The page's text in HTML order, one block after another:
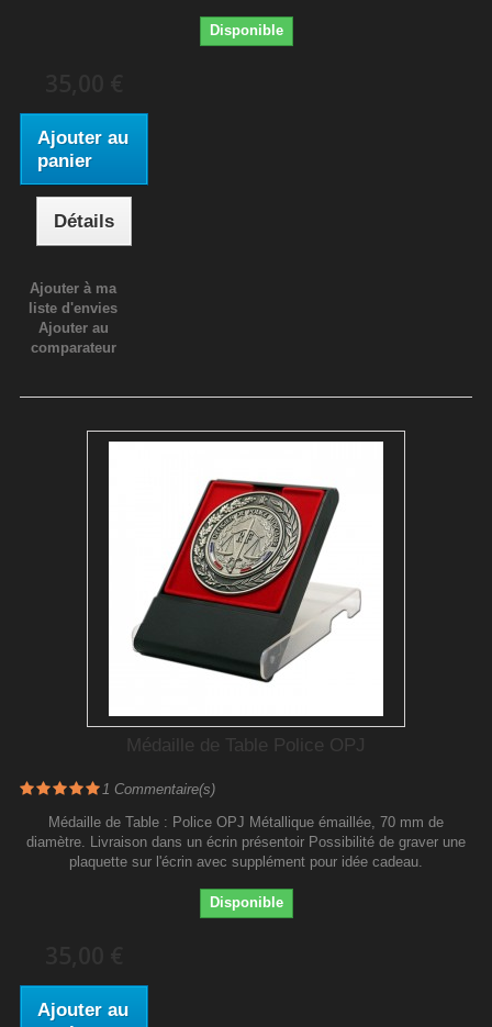
Disponible
Ajouter au
panier
Détails
Ajouter à ma
liste d'envies
Ajouter au
comparateur
Médaille de Table Police OPJ
1 Commentaire(s)
Médaille de Table : Police OPJ Métallique émaillée, 70 mm de
diamètre. Livraison dans un écrin présentoir Possibilité de graver une
plaquette sur l'écrin avec supplément pour idée cadeau.
Disponible
Ajouter au